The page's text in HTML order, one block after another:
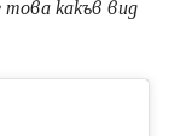
това какъв вид